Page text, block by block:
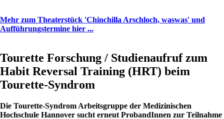
Mehr zum Theaterstück 'Chinchilla Arschloch, waswas' und
Aufführungstermine hier ...
Tourette Forschung / Studienaufruf zum
Habit Reversal Training (HRT) beim
Tourette-Syndrom
Die Tourette-Syndrom Arbeitsgruppe der Medizinischen
Hochschule Hannover sucht erneut ProbandInnen zur Teilnahme